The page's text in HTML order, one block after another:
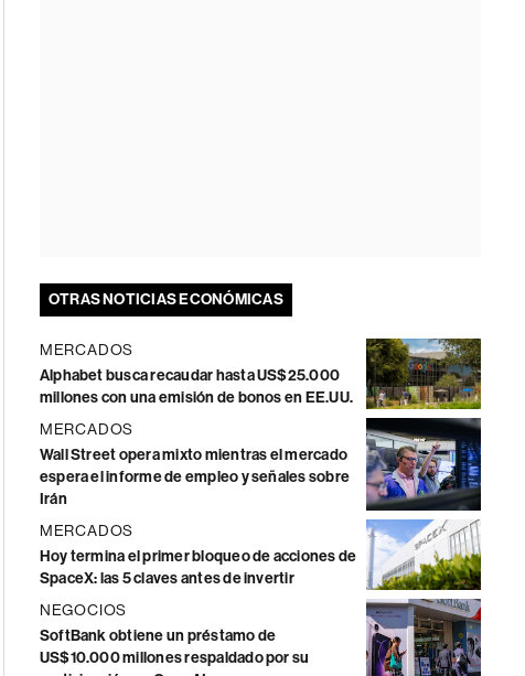
OTRAS NOTICIAS ECONÓMICAS
MERCADOS
Alphabet busca recaudar hasta US$25.000
millones con una emisión de bonos en EE.UU.
MERCADOS
Wall Street opera mixto mientras el mercado
espera el informe de empleo y señales sobre
Irán
MERCADOS
Hoy termina el primer bloqueo de acciones de
SpaceX: las 5 claves antes de invertir
NEGOCIOS
SoftBank obtiene un préstamo de
US$10.000 millones respaldado por su